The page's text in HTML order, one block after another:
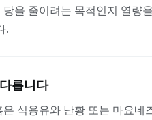
을 줄이려는 목적인지 열량
.
릅니다
식용유와 난황 또는 마요네